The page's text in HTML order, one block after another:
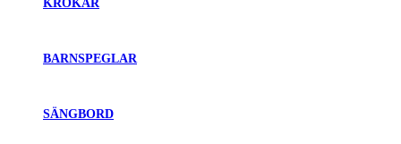
KROKAR
BARNSPEGLAR
SÄNGBORD